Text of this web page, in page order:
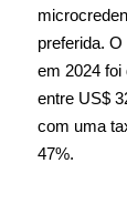
preferida.
em 2024 foi
entre US$
com uma
47%.